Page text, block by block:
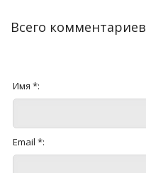
Всего комментариев
Имя *:
Email *: